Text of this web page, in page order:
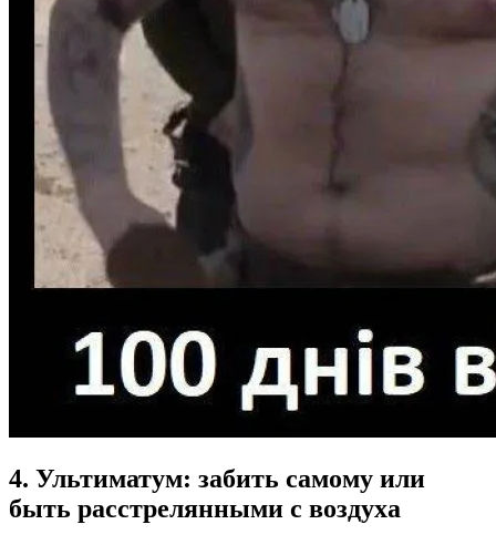
4. Ультиматум: забить самому или
быть расстрелянными с воздуха